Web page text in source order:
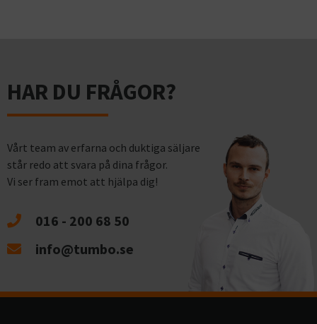
HAR DU FRÅGOR?
Vårt team av erfarna och duktiga säljare
står redo att svara på dina frågor.
Vi ser fram emot att hjälpa dig!
016 - 200 68 50
info@tumbo.se